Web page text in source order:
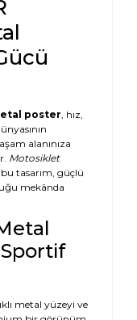
poster, hız,
alanınıza
Motosiklet
tasarım, güçlü
mekânda
metal yüzeyi ve